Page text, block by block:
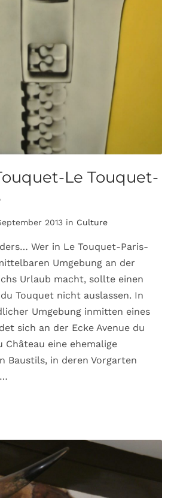
Le Touquet-
2013 in Culture
Wer in Le Touquet-Paris-
Umgebung an der
Urlaub macht, sollte einen
Touquet nicht auslassen. In
Umgebung inmitten eines
sich an der Ecke Avenue du
Château eine ehemalige
Baustils, in deren Vorgarten